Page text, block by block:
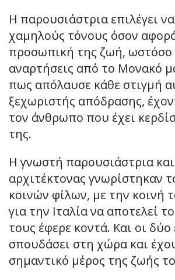
Η παρουσιάστρια επιλέγει
χαμηλούς τόνους όσον
προσωπική της ζωή, ωστόσο
αναρτήσεις από το Μονακό
πως απόλαυσε κάθε στιγμή
ξεχωριστής απόδρασης,
τον άνθρωπο που έχει
της.
Η γνωστή παρουσιάστρια
αρχιτέκτονας γνωρίστηκαν
κοινών φίλων, με την κοινή
για την Ιταλία να αποτελεί
τους έφερε κοντά. Και οι δύο
σπουδάσει στη χώρα και
σημαντικό μέρος της ζωής